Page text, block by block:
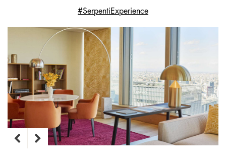
#SerpentiExperience